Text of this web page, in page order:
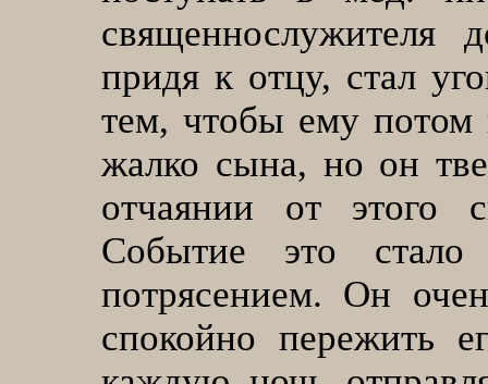
священнослужителя
придя к отцу, стал
тем, чтобы ему потом
жалко сына, но он
отчаянии от этого
Событие это
потрясением. Он
спокойно пережить